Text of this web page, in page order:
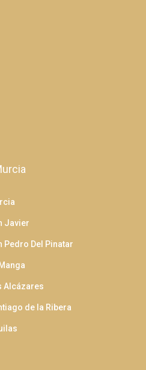
Javier
Pedro Del Pinatar
Alcázares
de la Ribera